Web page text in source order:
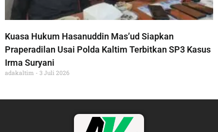
Kuasa Hukum Hasanuddin Mas’ud Siapkan
Praperadilan Usai Polda Kaltim Terbitkan SP3 Kasus
Irma Suryani
adakaltim 3 Juli 2026